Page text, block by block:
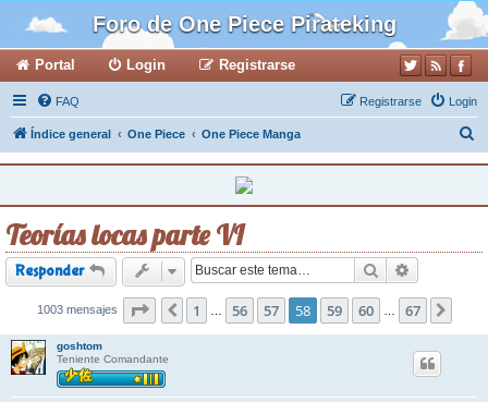
Foro de One Piece Pirateking
Portal Login Registrarse
FAQ Login
Registrarse
Índice general One Piece One Piece Manga
c
Teorías locas parte VI
Responder Buscar
1003 mensajes Página58de67
Anterior
1 56 57 58 59 60 67
goshtom
Teniente Comandante